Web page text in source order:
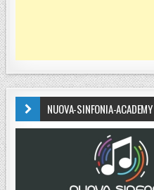
NUOVA-SINFONIA-ACADEMY